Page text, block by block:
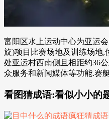
富阳区水上运动中心为亚运
旋)项目比赛场地及训练场地,
处亚运村西南侧且相距约36
众服务和新闻媒体等功能.赛
看图猜成语:看似小小的